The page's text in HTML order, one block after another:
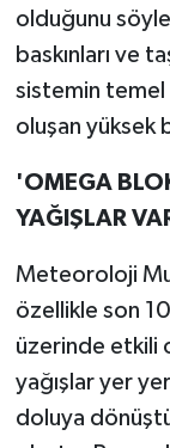
olduğunu
baskınları ve
sistemin temel
oluşan yüksek
'OMEGA
YAĞIŞLAR
Meteoroloji
özellikle son
üzerinde etkili
yağışlar yer
doluya